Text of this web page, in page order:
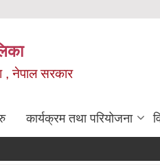
, नेपाल सरकार
कार्यक्रम तथा परियोजना